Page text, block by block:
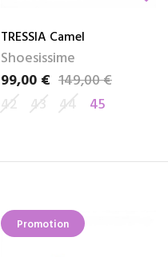
TRESSIA Camel
Shoesissime
Prix
99,00 €
Prix de base149,00 €
42 43 44 45
Promotion